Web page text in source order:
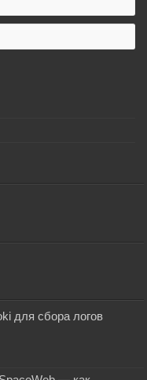
для сбора логов